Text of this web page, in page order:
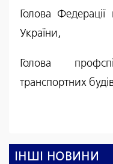
Голова
України,
Голова
транспортних
ІНШІ НОВИНИ